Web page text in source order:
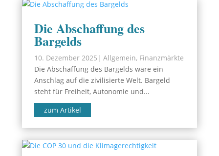
Die Abschaffung des
Bargelds
10. Dezember 2025 | Allgemein, Finanzmärkte
Die Abschaffung des Bargelds wäre ein
Anschlag auf die zivilisierte Welt. Bargeld
steht für Freiheit, Autonomie und...
zum Artikel